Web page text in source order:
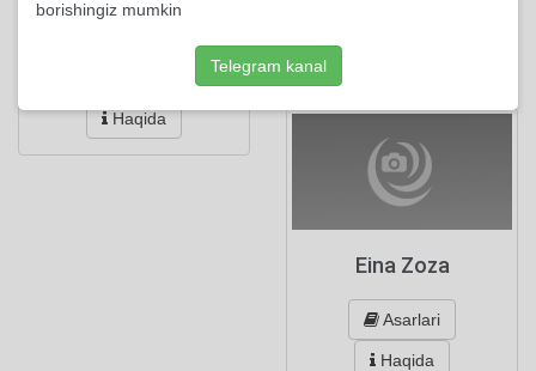
Haqida
Eina Zoza
Asarlari
Haqida
borishingiz mumkin
Telegram kanal